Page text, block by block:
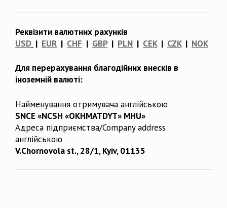
Реквізити валютних рахунків
USD | EUR | CHF | GBP| PLN | CEK| CZK| NOK
Для перерахування благодійних внесків в
іноземній валюті:
Найменування отримувача англійською
SNCE «NCSH «OKHMATDYT» MHU»
Адреса підприємства/Company address
англійською
V.Chornovola st., 28/1, Kyiv, 01135